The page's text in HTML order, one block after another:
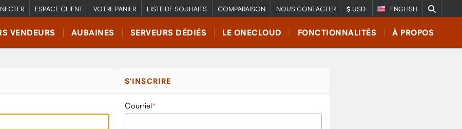
ENGLISH
ESPACE CLIENT VOTRE PANIER LISTE DE SOUHAITS COMPARAISON NOUS CONTACTER USD
VENDEURS AUBAINES SERVEURS DÉDIÉS LE ONECLOUD FONCTIONNALITÉS À PROPOS
S'INSCRIRE
Courriel